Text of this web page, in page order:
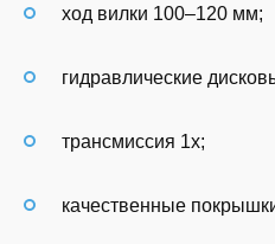
ход вилки 100–120 мм;
гидравлические
трансмиссия 1x;
качественные